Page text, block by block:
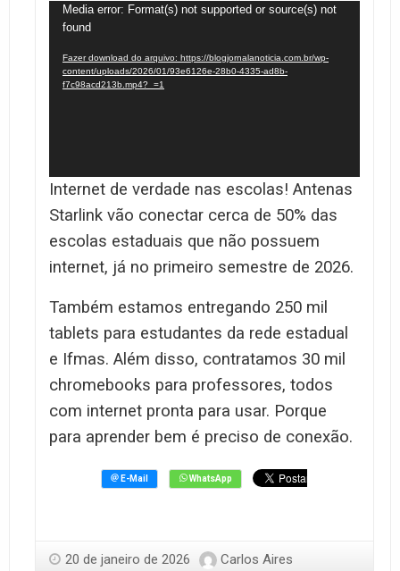
Tocador
de
vídeo
Media error: Format(s) not supported or source(s) not
found
Fazer download do arquivo: https://blogjornalanoticia.com.br/wp-
content/uploads/2026/01/93e6126e-28b0-4335-ad8b-
f7c98acd213b.mp4?_=1
Internet de verdade nas escolas! Antenas
Starlink vão conectar cerca de 50% das
escolas estaduais que não possuem
internet, já no primeiro semestre de 2026.
Também estamos entregando 250 mil
tablets para estudantes da rede estadual
e Ifmas. Além disso, contratamos 30 mil
chromebooks para professores, todos
com internet pronta para usar. Porque
para aprender bem é preciso de conexão.
20 de janeiro de 2026 Carlos Aires